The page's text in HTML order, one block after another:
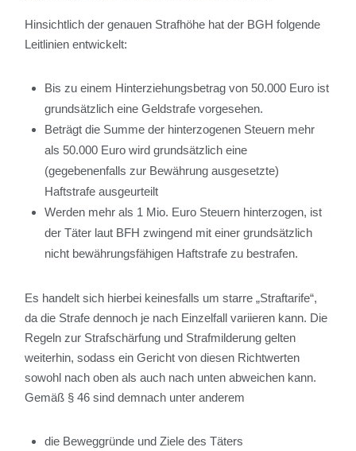
Hinsichtlich der genauen Strafhöhe hat der BGH folgende
Leitlinien entwickelt:
Bis zu einem Hinterziehungsbetrag von 50.000 Euro ist
grundsätzlich eine Geldstrafe vorgesehen.
Beträgt die Summe der hinterzogenen Steuern mehr
als 50.000 Euro wird grundsätzlich eine
(gegebenenfalls zur Bewährung ausgesetzte)
Haftstrafe ausgeurteilt
Werden mehr als 1 Mio. Euro Steuern hinterzogen, ist
der Täter laut BFH zwingend mit einer grundsätzlich
nicht bewährungsfähigen Haftstrafe zu bestrafen.
Es handelt sich hierbei keinesfalls um starre „Straftarife“,
da die Strafe dennoch je nach Einzelfall variieren kann. Die
Regeln zur Strafschärfung und Strafmilderung gelten
weiterhin, sodass ein Gericht von diesen Richtwerten
sowohl nach oben als auch nach unten abweichen kann.
Gemäß § 46 sind demnach unter anderem
die Beweggründe und Ziele des Täters